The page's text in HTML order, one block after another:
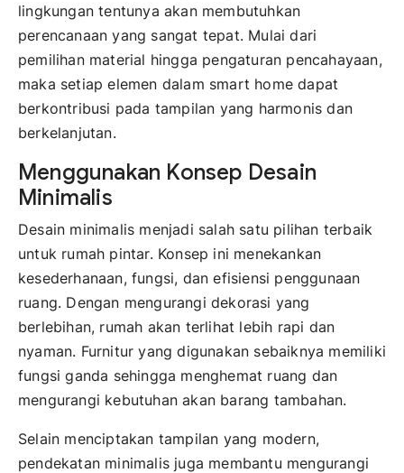
lingkungan tentunya akan membutuhkan
perencanaan yang sangat tepat. Mulai dari
pemilihan material hingga pengaturan pencahayaan,
maka setiap elemen dalam smart home dapat
berkontribusi pada tampilan yang harmonis dan
berkelanjutan.
Menggunakan Konsep Desain
Minimalis
Desain minimalis menjadi salah satu pilihan terbaik
untuk rumah pintar. Konsep ini menekankan
kesederhanaan, fungsi, dan efisiensi penggunaan
ruang. Dengan mengurangi dekorasi yang
berlebihan, rumah akan terlihat lebih rapi dan
nyaman. Furnitur yang digunakan sebaiknya memiliki
fungsi ganda sehingga menghemat ruang dan
mengurangi kebutuhan akan barang tambahan.
Selain menciptakan tampilan yang modern,
pendekatan minimalis juga membantu mengurangi